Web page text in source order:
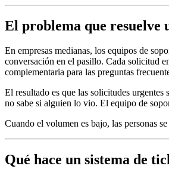
El problema que resuelve
En empresas medianas, los equipos de
conversación en el pasillo. Cada solicitud
complementaria para las preguntas
El resultado es que las solicitudes
no sabe si alguien lo vio. El equipo de
Cuando el volumen es bajo, las personas
Qué hace un sistema de